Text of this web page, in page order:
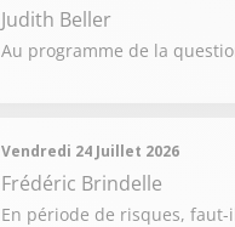
Judith Beller
Au programme de la
Vendredi 24 Juillet 2026
Frédéric Brindelle
En période de risques,